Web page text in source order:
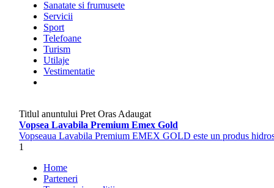
Sanatate si frumusete
Servicii
Sport
Telefoane
Turism
Utilaje
Vestimentatie
Titlul anuntului Pret Oras Adaugat
Vopsea Lavabila Premium Emex Gold
Vopseaua Lavabila Premium EMEX GOLD este un produs
1
Home
Parteneri